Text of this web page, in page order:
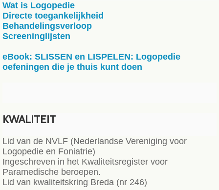
Wat is Logopedie
Directe toegankelijkheid
Behandelingsverloop
Screeninglijsten
eBook: SLISSEN en LISPELEN: Logopedie
oefeningen die je thuis kunt doen
KWALITEIT
Lid van de NVLF (Nederlandse Vereniging voor
Logopedie en Foniatrie)
Ingeschreven in het Kwaliteitsregister voor
Paramedische beroepen.
Lid van kwaliteitskring Breda (nr 246)